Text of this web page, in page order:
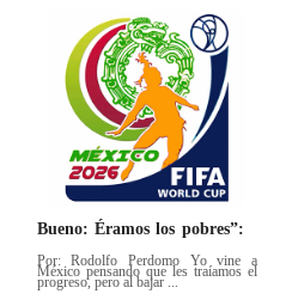
Bueno: Éramos los pobres”:
Por: Rodolfo Perdomo Yo vine a
México pensando que les traíamos el
progreso, pero al bajar ...